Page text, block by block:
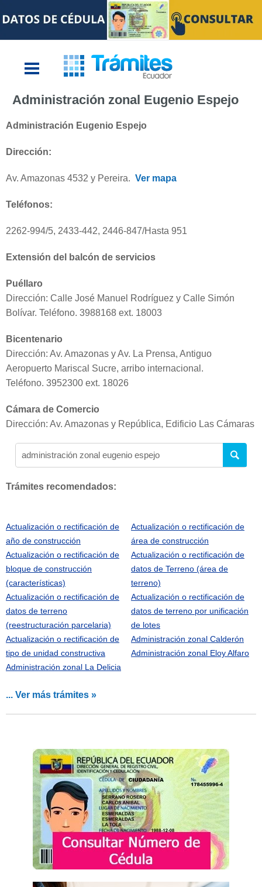
Administración zonal Eugenio Espejo
Administración Eugenio Espejo
Dirección:
Av. Amazonas 4532 y Pereira. Ver mapa
Teléfonos:
2262-994/5, 2433-442, 2446-847/Hasta 951
Extensión del balcón de servicios
Puéllaro
Dirección: Calle José Manuel Rodríguez y Calle Simón
Bolívar. Teléfono. 3988168 ext. 18003
Bicentenario
Dirección: Av. Amazonas y Av. La Prensa, Antiguo
Aeropuerto Mariscal Sucre, arribo internacional.
Teléfono. 3952300 ext. 18026
Cámara de Comercio
Dirección: Av. Amazonas y República, Edificio Las Cámaras
Trámites recomendados:
Actualización o rectificación de
año de construcción
Actualización o rectificación de
área de construcción
Actualización o rectificación de
bloque de construcción
(características)
Actualización o rectificación de
datos de Terreno (área de
terreno)
Actualización o rectificación de
datos de terreno
(reestructuración parcelaria)
Actualización o rectificación de
datos de terreno por unificación
de lotes
Actualización o rectificación de
tipo de unidad constructiva
Administración zonal Calderón
Administración zonal Eloy Alfaro
Administración zonal La Delicia
... Ver más trámites »